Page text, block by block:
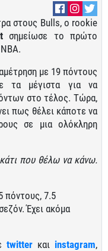
στους Bulls, o rookie
σημείωσε το πρώτο
με 19 πόντους
τα μέγιστα για να
στο τέλος. Τώρα,
πως θέλει κάποτε να
σε μια ολόκληρη
που θέλω να κάνω.
πόντους, 7.5
Έχει ακόμα
twitter και instagram,